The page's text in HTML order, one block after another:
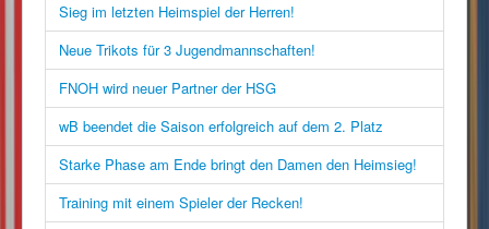
Sieg im letzten Heimspiel der Herren!
Neue Trikots für 3 Jugendmannschaften!
FNOH wird neuer Partner der HSG
wB beendet die Saison erfolgreich auf dem 2. Platz
Starke Phase am Ende bringt den Damen den Heimsieg!
Training mit einem Spieler der Recken!